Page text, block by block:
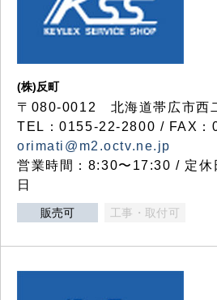
(株)反町
〒080-0012 北海道帯広市西
TEL：0155-22-2800 / FAX
orimati@m2.octv.ne.jp
営業時間：8:30〜17:30 / 定休
日
販売可 工事・取付可